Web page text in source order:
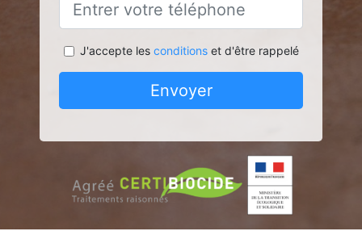
J'accepte les conditionset d'être rappelé
Envoyer